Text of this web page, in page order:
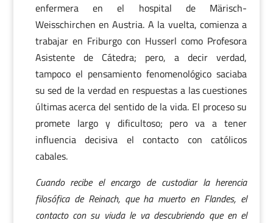
enfermera en el hospital de Märisch-
Weisschirchen en Austria. A la vuelta, comienza a
trabajar en Friburgo con Husserl como Profesora
Asistente de Cátedra; pero, a decir verdad,
tampoco el pensamiento fenomenológico saciaba
su sed de la verdad en respuestas a las cuestiones
últimas acerca del sentido de la vida. El proceso su
promete largo y dificultoso; pero va a tener
influencia decisiva el contacto con católicos
cabales.
Cuando recibe el encargo de custodiar la herencia
filosófica de Reinach, que ha muerto en Flandes, el
contacto con su viuda le va descubriendo que en el